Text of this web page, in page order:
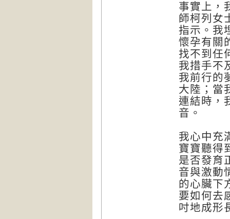
事實上，
師柯列女
指示。我
懷孕有關
找不到任
我措手不
我前行的
大陸；當
連結時，
音。
我心中充
寶寶聽得
是否發育
音與激動
的心臟下
要如何去
吋地成形